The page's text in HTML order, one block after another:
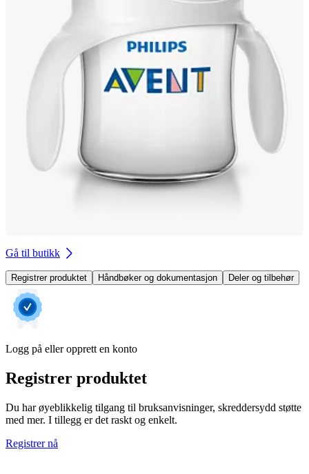
Gå til butikk
Registrer produktet Håndbøker og dokumentasjon Deler og tilbehør
Logg på eller opprett en konto
Registrer produktet
Du har øyeblikkelig tilgang til bruksanvisninger, skreddersydd støtte
med mer. I tillegg er det raskt og enkelt.
Registrer nå